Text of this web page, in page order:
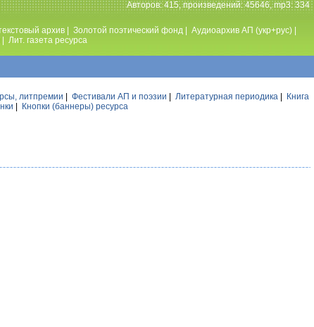
Авторов: 415, произведений: 45646, mp3: 334
архив Золотой поэтический фонд Аудиоархив АП (укр+рус)
Лит. газета ресурса
литпремии Фестивали АП и поэзии Литературная периодика
Книга
Кнопки (баннеры) ресурса